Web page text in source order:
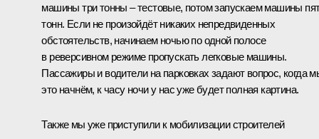
машины три тонны – тестовые, потом запускаем машины
тонн. Если не произойдёт никаких непредвиденных
обстоятельств, начинаем ночью по одной полосе
в реверсивном режиме пропускать легковые машины.
Пассажиры и водители на парковках задают вопрос, когда
это начнём, к часу ночи у нас уже будет полная картина.
Также мы уже приступили к мобилизации строителей